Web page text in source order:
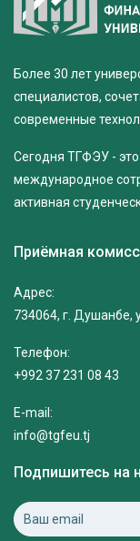
Более 30 лет
специалистов,
современные
Сегодня ТГФЭУ -
международное
активная
Приёмная
Адрес:
734064, г. Душанбе,
Телефон:
+992 37 231 08 43
E-mail:
info@tgfeu.tj
Подпишитесь на